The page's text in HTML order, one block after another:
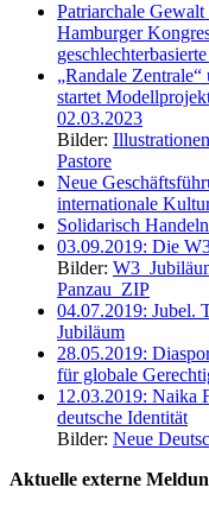
Patriarchale
Hamburger
„Randale
startet
02.03.2023
Bilder:
Pastore
Neue
internationale
Solidarisch
03.09.2019: Die
Bilder:
Panzau_ZIP
04.07.2019: Jubel.
Jubiläum
28.05.2019:
für globale
12.03.2019: Naika
deutsche Identität
Bilder: Neue
Aktuelle externe